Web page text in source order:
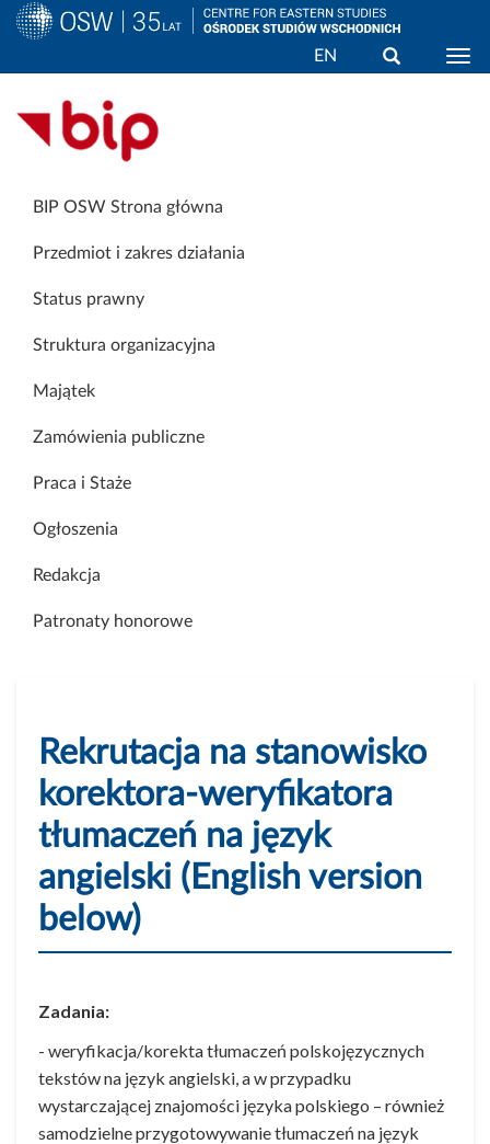
do
treści
EN Wyszukaj
Menu
BIP OSW Strona główna
Przedmiot i zakres działania
Status prawny
Struktura organizacyjna
Majątek
Zamówienia publiczne
Praca i Staże
Ogłoszenia
Redakcja
Patronaty honorowe
Rekrutacja na stanowisko
korektora-weryfikatora
tłumaczeń na język
angielski (English version
below)
Zadania:
- weryfikacja/korekta tłumaczeń polskojęzycznych
tekstów na język angielski, a w przypadku
wystarczającej znajomości języka polskiego – również
samodzielne przygotowywanie tłumaczeń na język